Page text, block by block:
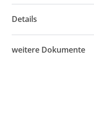
Details
weitere Dokumente